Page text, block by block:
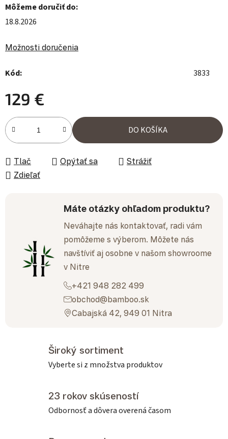
Môžeme doručiť do:
18.8.2026
Možnosti doručenia
Kód: 3833
129 €
Jednotková cena:
DO KOŠÍKA
Tlač Opýtať sa
Strážiť
Zdieľať
Máte otázky ohľadom produktu?
Neváhajte nás kontaktovať, radi vám
pomôžeme s výberom. Môžete nás
navštíviť aj osobne v našom showroome
v Nitre
+421 948 282 499
obchod@bamboo.sk
Cabajská 42, 949 01 Nitra
Široký sortiment
Vyberte si z množstva produktov
23 rokov skúseností
Odbornosť a dôvera overená časom